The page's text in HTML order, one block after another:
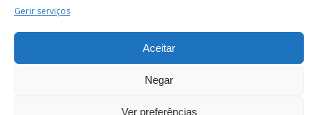
Gerir serviços
Aceitar
Negar
Ver preferências
Termos e Condições
os direitos reservados.